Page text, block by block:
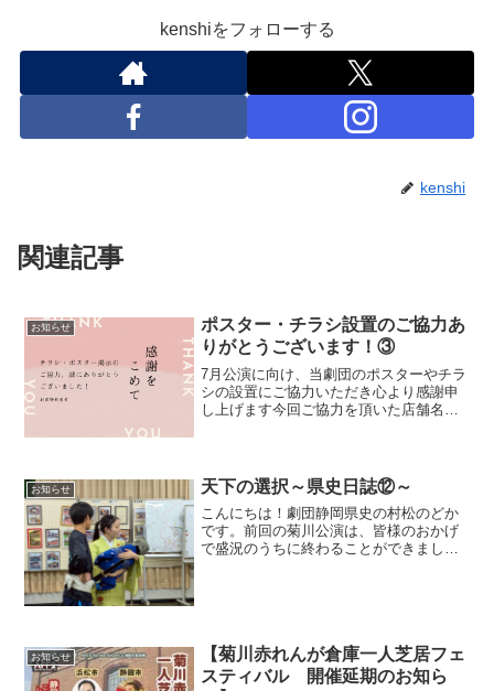
kenshiをフォローする
kenshi
関連記事
お知らせ
ポスター・チラシ設置のご協力あ
りがとうございます！③
7月公演に向け、当劇団のポスターやチラ
シの設置にご協力いただき心より感謝申
し上げます今回ご協力を頂いた店舗名・
泉様・ＪＲ豊田町駅様・...
お知らせ 天下の選択～県史日誌⑫～
こんにちは！劇団静岡県史の村松のどか
です。前回の菊川公演は、皆様のおかげ
で盛況のうちに終わることができまし
お知らせ
【菊川赤れんが倉庫一人芝居フェ
スティバル 開催延期のお知ら